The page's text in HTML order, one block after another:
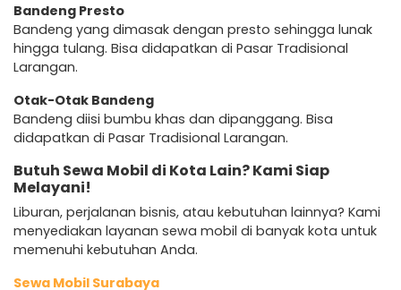
Bandeng Presto
Bandeng yang dimasak dengan presto sehingga lunak
hingga tulang. Bisa didapatkan di Pasar Tradisional
Larangan.
Otak-Otak Bandeng
Bandeng diisi bumbu khas dan dipanggang. Bisa
didapatkan di Pasar Tradisional Larangan.
Butuh Sewa Mobil di Kota Lain? Kami Siap
Melayani!
Liburan, perjalanan bisnis, atau kebutuhan lainnya? Kami
menyediakan layanan sewa mobil di banyak kota untuk
memenuhi kebutuhan Anda.
Sewa Mobil Surabaya